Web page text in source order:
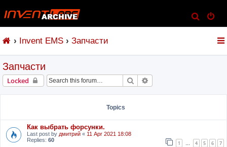
e
Invent EMS Запчасти
Запчасти
Locked Search
Topics
Как выбрать форсунки.
Last post by дмитрий « 11 Apr 2021 18:08
Replies: 60 1 … 4 5 6 7